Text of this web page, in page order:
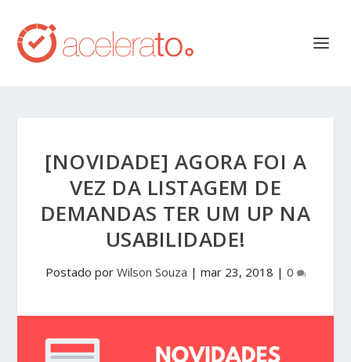
[NOVIDADE] AGORA FOI A
VEZ DA LISTAGEM DE
DEMANDAS TER UM UP NA
USABILIDADE!
Postado por Wilson Souza | mar 23, 2018 | 0